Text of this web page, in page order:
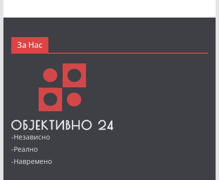
За Нас
-Независно
-Реално
-Навремено